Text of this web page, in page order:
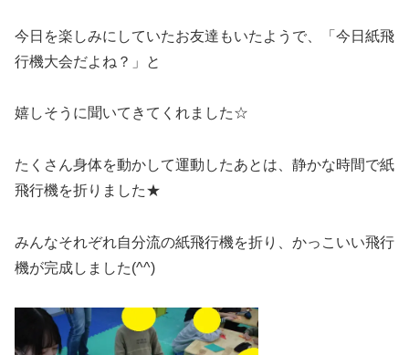
今日を楽しみにしていたお友達もいたようで、「今日紙飛
行機大会だよね？」と
嬉しそうに聞いてきてくれました☆
たくさん身体を動かして運動したあとは、静かな時間で紙
飛行機を折りました★
みんなそれぞれ自分流の紙飛行機を折り、かっこいい飛行
機が完成しました(^^)